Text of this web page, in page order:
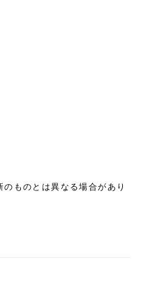
ものとは異なる場合があり